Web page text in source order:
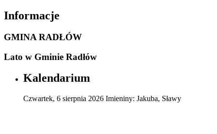
Informacje
GMINA RADŁÓW
Lato w Gminie Radłów
Kalendarium
Czwartek, 6 sierpnia 2026 Imieniny: Jakuba, Sławy